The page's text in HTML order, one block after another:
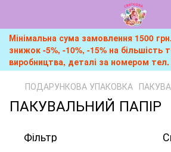
Мінімальна сума замовлення 1500
знижок -5%, -10%, -15% на більшість
виробництва, деталі за номером тел.
ПОДАРУНКОВА УПАКОВКА
ПАКУВАЛЬНИЙ ПАПІР
Фільтр